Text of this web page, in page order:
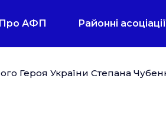
Про АФП Районні асоціації